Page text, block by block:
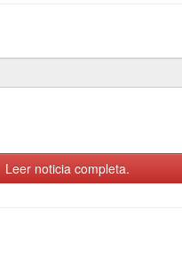
Leer noticia completa.